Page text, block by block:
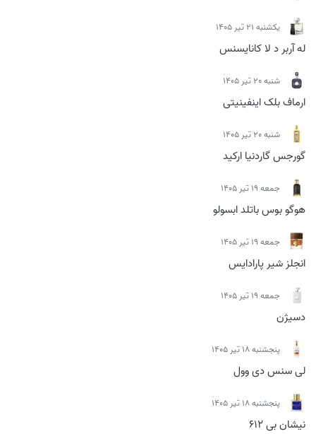
يكشنبه 21 تیر 1405
له آربر د لا کانایسنس
شنبه 20 تیر 1405
ارماف بلک اینفینیتی
شنبه 20 تیر 1405
گورجس گاردنیا ارکید
جمعه 19 تیر 1405
هوگو بوس باتلد ابسولو
جمعه 19 تیر 1405
انجلز شیر پارادایس
جمعه 19 تیر 1405
دسیژن
پنجشنبه 18 تیر 1405
لی سنس دی وول
پنجشنبه 18 تیر 1405
نیشان بی 612